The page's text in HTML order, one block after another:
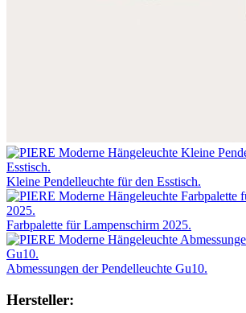
Kleine Pendelleuchte für den Esstisch.
Farbpalette für Lampenschirm 2025.
Abmessungen der Pendelleuchte Gu10.
Hersteller: